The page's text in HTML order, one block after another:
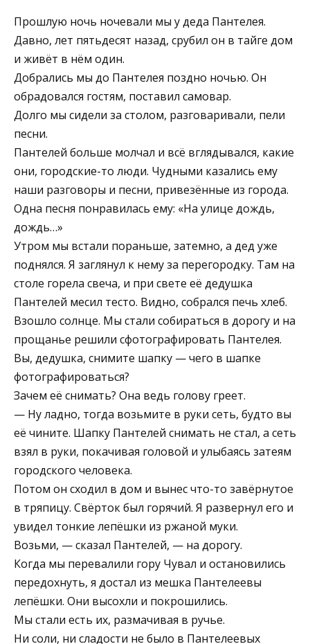
Прошлую ночь ночевали мы у деда Пантелея.
Давно, лет пятьдесят назад, срубил он в тайге дом
и живёт в нём один.
Добрались мы до Пантелея поздно ночью. Он
обрадовался гостям, поставил самовар.
Долго мы сидели за столом, разговаривали, пели
песни.
Пантелей больше молчал и всё вглядывался, какие
они, городские-то люди. Чудными казались ему
наши разговоры и песни, привезённые из города.
Одна песня понравилась ему: «На улице дождь,
дождь…»
Утром мы встали пораньше, затемно, а дед уже
поднялся. Я заглянул к нему за перегородку. Там на
столе горела свеча, и при свете её дедушка
Пантелей месил тесто. Видно, собрался печь хлеб.
Взошло солнце. Мы стали собираться в дорогу и на
прощанье решили сфотографировать Пантелея.
Вы, дедушка, снимите шапку — чего в шапке
фотографироваться?
Зачем её снимать? Она ведь голову греет.
— Ну ладно, тогда возьмите в руки сеть, будто вы
её чините. Шапку Пантелей снимать не стал, а сеть
взял в руки, покачивая головой и улыбаясь затеям
городского человека.
Потом он сходил в дом и вынес что-то завёрнутое
в тряпицу. Свёрток был горячий. Я развернул его и
увидел тонкие лепёшки из ржаной муки.
Возьми, — сказал Пантелей, — на дорогу.
Когда мы перевалили гору Чувал и остановились
передохнуть, я достал из мешка Пантелеевы
лепёшки. Они высохли и покрошились.
Мы стали есть их, размачивая в ручье.
Ни соли, ни сладости не было в Пантелеевых